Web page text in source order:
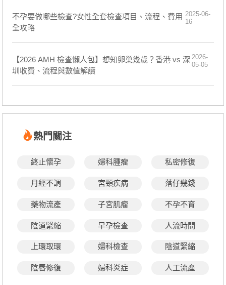
不孕要做哪些檢查?女性全套檢查項目、流程、費用
全攻略
2025-06-
16
【2026 AMH 檢查懶人包】想知卵巢幾歲？香港 vs 深
圳收費、流程與數值解讀
2026-
05-05
熱門關注
終止懷孕 婦科腫瘤 私密修復
月經不調 宮頸疾病 落仔幾錢
藥物流產 子宮肌瘤 不孕不育
陰道緊縮 早孕檢查 人流時間
上環取環 婦科檢查 陰道緊縮
陰唇修復 婦科炎症 人工流產